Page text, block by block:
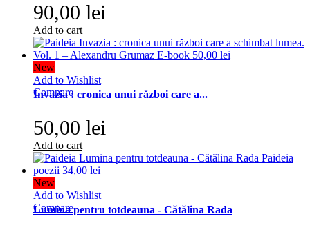
90,00 lei
Add to cart
New
Add to Wishlist
Compare
Invazia : cronica unui război care a...
50,00 lei
Add to cart
New
Add to Wishlist
Compare
Lumina pentru totdeauna - Cătălina Rada